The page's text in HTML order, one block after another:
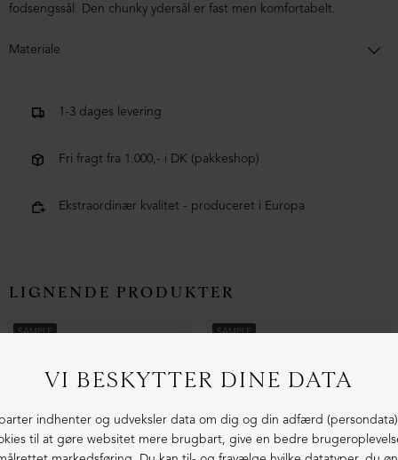
fodsengssål. Den chunky ydersål er fast men komfortabelt.
Materiale
1-3 dages levering
Fri fragt fra 1.000,- i DK (pakkeshop)
Ekstraordinær kvalitet - produceret i Europa
LIGNENDE PRODUKTER
SAMPLE SAMPLE